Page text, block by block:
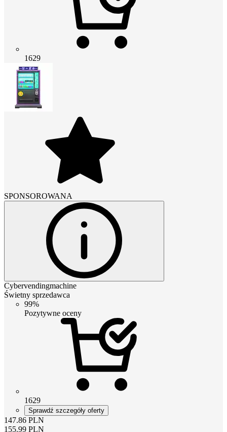
1629
SPONSOROWANA
Cybervendingmachine
Świetny sprzedawca
99%
Pozytywne oceny
1629
Sprawdź szczegóły oferty
147.86 PLN
155.99 PLN